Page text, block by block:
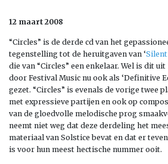
12 maart 2008
“Circles” is de derde cd van het
tegenstelling tot de heruitgaven van ‘Silent
die van “Circles” een enkelaar. Wel is dit
door Festival Music nu ook als ‘Definitive
gezet. “Circles” is evenals de vorige twee
met expressieve partijen en ook op
van de gloedvolle melodische prog
neemt niet weg dat deze derdeling het
materiaal van Solstice bevat en dat er
is voor hun meest hectische nummer ooit.